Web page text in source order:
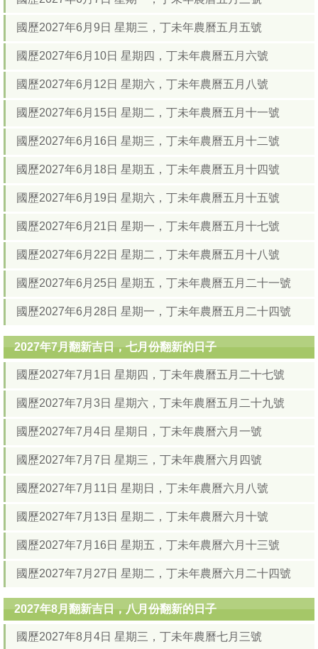
國歷2027年6月9日 星期三，丁未年農曆五月五號
國歷2027年6月10日 星期四，丁未年農曆五月六號
國歷2027年6月12日 星期六，丁未年農曆五月八號
國歷2027年6月15日 星期二，丁未年農曆五月十一號
國歷2027年6月16日 星期三，丁未年農曆五月十二號
國歷2027年6月18日 星期五，丁未年農曆五月十四號
國歷2027年6月19日 星期六，丁未年農曆五月十五號
國歷2027年6月21日 星期一，丁未年農曆五月十七號
國歷2027年6月22日 星期二，丁未年農曆五月十八號
國歷2027年6月25日 星期五，丁未年農曆五月二十一號
國歷2027年6月28日 星期一，丁未年農曆五月二十四號
2027年7月翻新吉日，七月份翻新的日子
國歷2027年7月1日 星期四，丁未年農曆五月二十七號
國歷2027年7月3日 星期六，丁未年農曆五月二十九號
國歷2027年7月4日 星期日，丁未年農曆六月一號
國歷2027年7月7日 星期三，丁未年農曆六月四號
國歷2027年7月11日 星期日，丁未年農曆六月八號
國歷2027年7月13日 星期二，丁未年農曆六月十號
國歷2027年7月16日 星期五，丁未年農曆六月十三號
國歷2027年7月27日 星期二，丁未年農曆六月二十四號
2027年8月翻新吉日，八月份翻新的日子
國歷2027年8月4日 星期三，丁未年農曆七月三號